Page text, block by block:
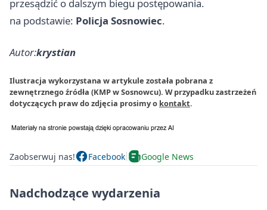
przesądzić o dalszym biegu postępowania.
na podstawie: Policja Sosnowiec.
Autor:krystian
Ilustracja wykorzystana w artykule została pobrana z
zewnętrznego źródła (KMP w Sosnowcu). W przypadku zastrzeżeń
dotyczących praw do zdjęcia prosimy o kontakt.
Zaobserwuj nas! Facebook Google News
Nadchodzące wydarzenia